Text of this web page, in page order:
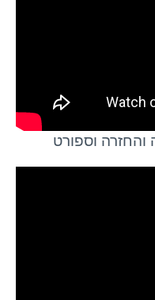
וספורט